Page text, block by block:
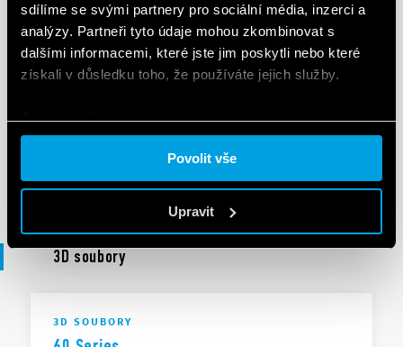
sdílíme se svými partnery pro sociální média, inzerci a
analýzy. Partneři tyto údaje mohou zkombinovat s
dalšími informacemi, které jste jim poskytli nebo které
získali v důsledku toho, že používáte jejich služby.
Cookie policy.
Povolit vše
Upravit
EN|| .PDF
PROHLÁŠENÍ O SHODĚ
3D soubory
3D SOUBORY